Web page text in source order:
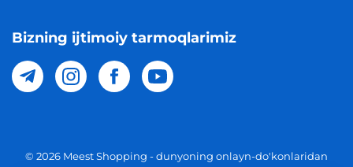
Bizning ijtimoiy tarmoqlarimiz
© 2026 Meest Shopping - dunyoning onlayn-do'konlaridan